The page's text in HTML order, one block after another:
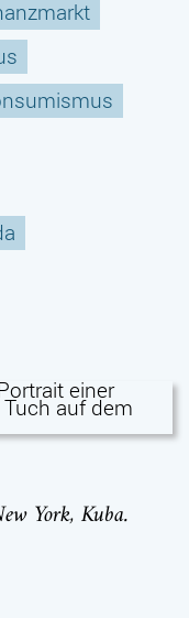
York, Kuba.